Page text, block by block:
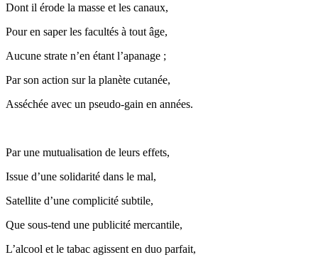
Dont il érode la masse et les canaux,
Pour en saper les facultés à tout âge,
Aucune strate n’en étant l’apanage ;
Par son action sur la planète cutanée,
Asséchée avec un pseudo-gain en années.
Par une mutualisation de leurs effets,
Issue d’une solidarité dans le mal,
Satellite d’une complicité subtile,
Que sous-tend une publicité mercantile,
L’alcool et le tabac agissent en duo parfait,